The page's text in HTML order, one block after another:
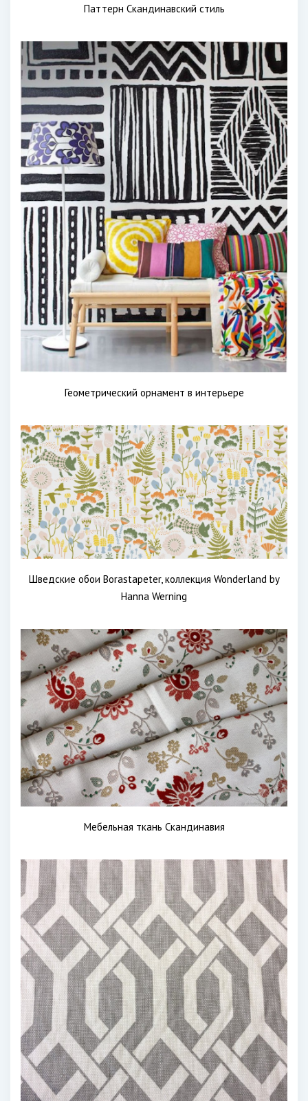
Паттерн Скандинавский стиль
Геометрический орнамент в интерьере
Шведские обои Borastapeter, коллекция Wonderland by
Hanna Werning
Мебельная ткань Скандинавия